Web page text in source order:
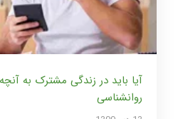
آیا باید در زندگی مشترک به
روانشناسی